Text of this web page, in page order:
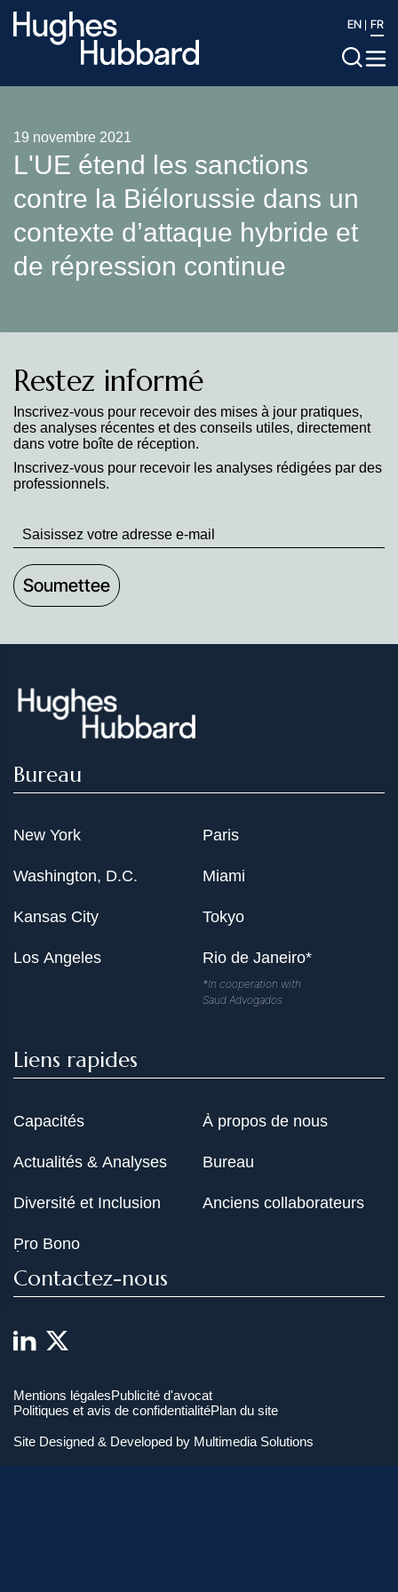
EN FR
19 novembre 2021
L'UE étend les sanctions
contre la Biélorussie dans un
contexte d’attaque hybride et
de répression continue
Restez informé
Inscrivez-vous pour recevoir des mises à jour pratiques,
des analyses récentes et des conseils utiles, directement
dans votre boîte de réception.
Inscrivez-vous pour recevoir les analyses rédigées par des
professionnels.
Stay
up
to
Date
Bureau
New York
Washington, D.C.
Kansas City
Los Angeles
Paris
Miami
Tokyo
Rio de Janeiro*
*In cooperation with
Saud Advogados
Liens rapides
Capacités
Actualités & Analyses
Diversité et Inclusion
Pro Bono
À propos de nous
Bureau
Anciens collaborateurs
Contactez-nous
Mentions légalesPublicité d'avocat
Politiques et avis de confidentialitéPlan du site
Site Designed & Developed by Multimedia Solutions